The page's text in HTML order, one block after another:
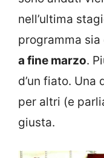
nell’ultima
programma sia
a fine marzo.
d’un fiato.
per altri (e
giusta.